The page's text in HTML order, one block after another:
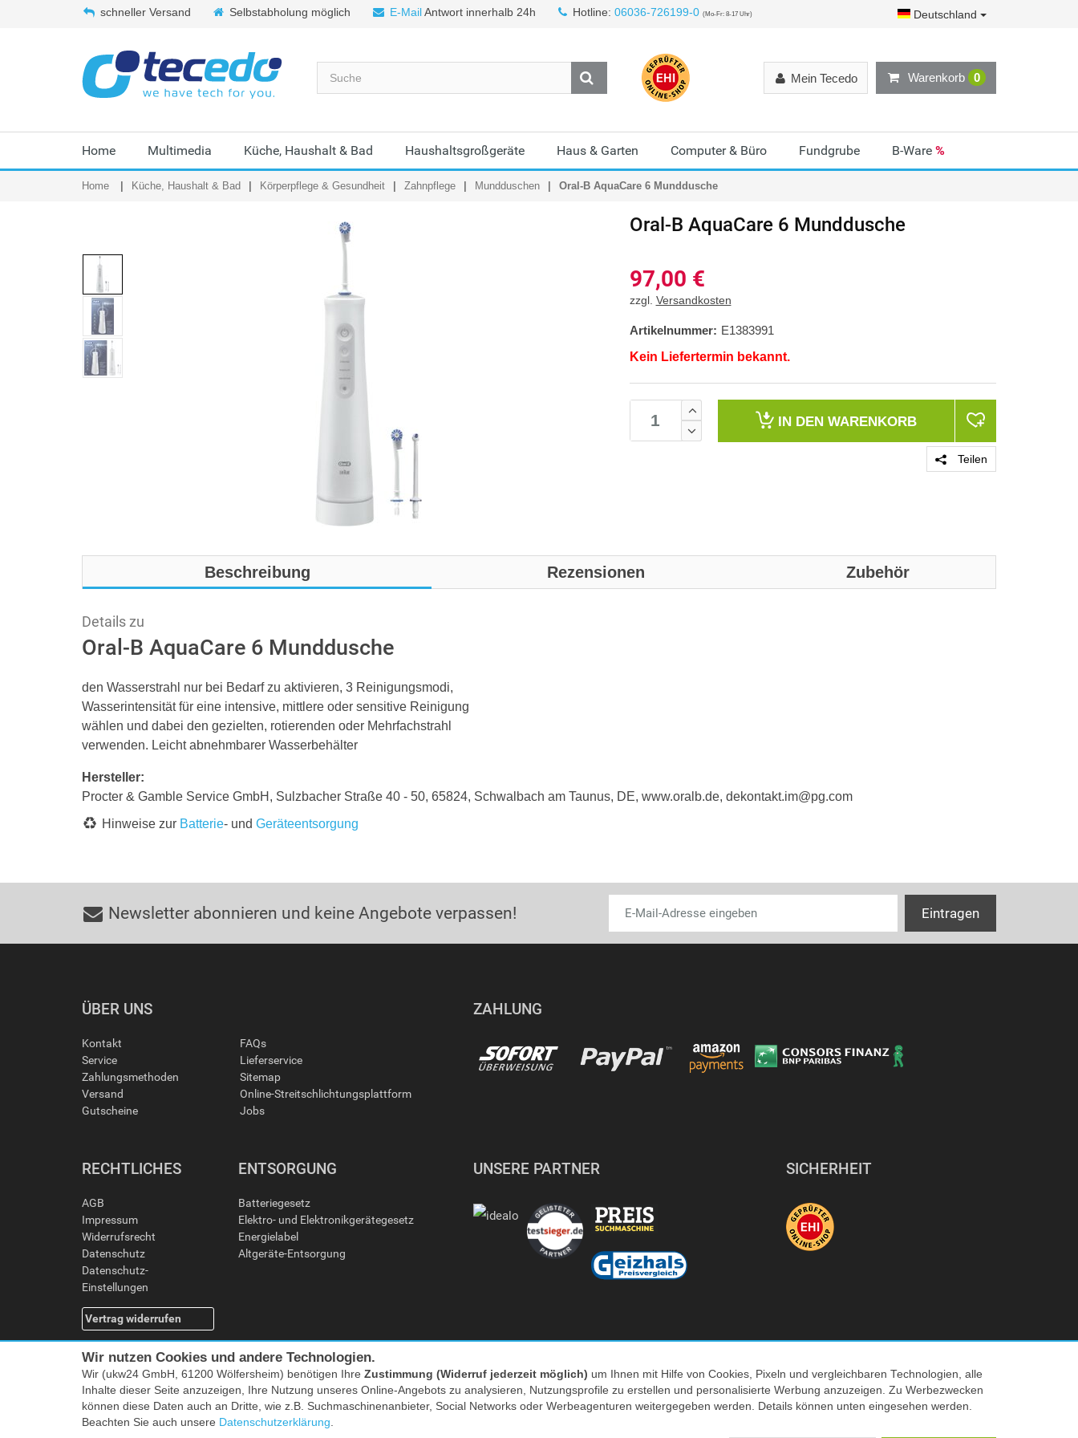
schneller Versand Selbstabholung möglich E-MailAntwort innerhalb 24h Hotline: 06036-726199-0 (Mo-Fr: 8-17 Uhr) Deutschland
Warenkorb 0
Mein Tecedo
Home Multimedia Küche, Haushalt & Bad Haushaltsgroßgeräte Haus & Garten Computer & Büro Fundgrube B-Ware %
Home Küche, Haushalt & Bad Körperpflege & Gesundheit Zahnpflege Mundduschen Oral-B AquaCare 6 Munddusche
Oral-B AquaCare 6 Munddusche
97,00 €
zzgl. Versandkosten
Artikelnummer: E1383991
Kein Liefertermin bekannt.
IN DEN WARENKORB
Teilen
Beschreibung Rezensionen Zubehör
Details zu
Oral-B AquaCare 6 Munddusche
den Wasserstrahl nur bei Bedarf zu aktivieren, 3 Reinigungsmodi,
Wasserintensität für eine intensive, mittlere oder sensitive Reinigung
wählen und dabei den gezielten, rotierenden oder Mehrfachstrahl
verwenden. Leicht abnehmbarer Wasserbehälter
Hersteller:
Procter & Gamble Service GmbH, Sulzbacher Straße 40 - 50, 65824, Schwalbach am Taunus, DE, www.oralb.de, dekontakt.im@pg.com
Hinweise zur Batterie- und Geräteentsorgung
Newsletter abonnieren und keine Angebote verpassen!
ÜBER UNS
Kontakt
Service
Zahlungsmethoden
Versand
Gutscheine
FAQs
Lieferservice
Sitemap
Online-Streitschlichtungsplattform
Jobs
ZAHLUNG
RECHTLICHES
AGB
Impressum
Widerrufsrecht
Datenschutz
Datenschutz-
Einstellungen
Vertrag widerrufen
ENTSORGUNG
Batteriegesetz
Elektro- und Elektronikgerätegesetz
Energielabel
Altgeräte-Entsorgung
UNSERE PARTNER SICHERHEIT
Facebook |twitter © 2026 Tecedo
Wir nutzen Cookies und andere Technologien.
Wir (ukw24 GmbH, 61200 Wölfersheim) benötigen Ihre Zustimmung (Widerruf jederzeit möglich) um Ihnen mit Hilfe von Cookies, Pixeln und vergleichbaren Technologien, alle
Inhalte dieser Seite anzuzeigen, Ihre Nutzung unseres Online-Angebots zu analysieren, Nutzungsprofile zu erstellen und personalisierte Werbung anzuzeigen. Zu Werbezwecken
können diese Daten auch an Dritte, wie z.B. Suchmaschinenanbieter, Social Networks oder Werbeagenturen weitergegeben werden. Details können unten eingesehen werden.
Beachten Sie auch unsere Datenschutzerklärung.